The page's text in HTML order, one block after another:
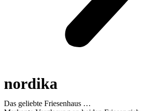
nordika
Das geliebte Friesenhaus …